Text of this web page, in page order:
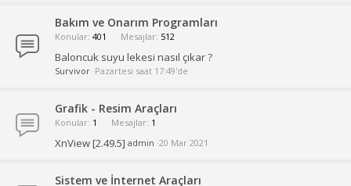
Bakım ve Onarım Programları
Konular 401 Mesajlar 512
Baloncuk suyu lekesi nasıl çıkar ?
Survivor Pazartesi saat 17:49'de
Grafik - Resim Araçları
Konular 1 Mesajlar 1
XnView [2.49.5] admin 20 Mar 2021
Sistem ve İnternet Araçları